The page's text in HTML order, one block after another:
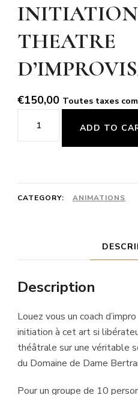
THEATRE
€150,00 Toutes taxes
INITIATION
AU
quantity
ADD TO
CATEGORY: ANIMATIONS
Description
Louez vous un coach
initiation à cet art si
théâtrale sur une véritable
du Domaine de Dame
Pour un groupe de 10